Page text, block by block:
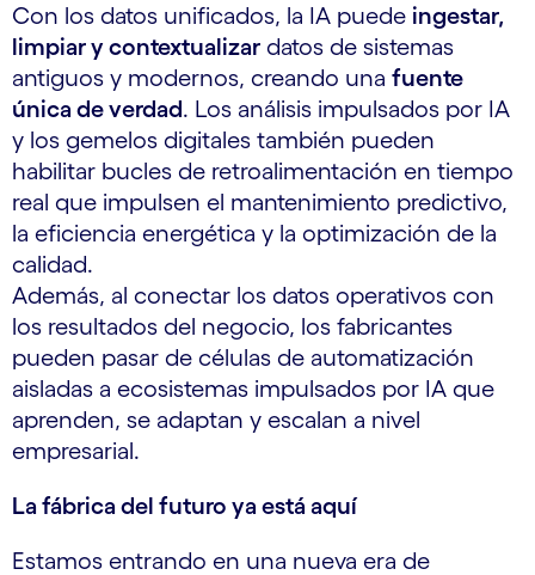
Con los datos unificados, la IA puede ingestar,
limpiar y contextualizar datos de sistemas
antiguos y modernos, creando una fuente
única de verdad. Los análisis impulsados por IA
y los gemelos digitales también pueden
habilitar bucles de retroalimentación en tiempo
real que impulsen el mantenimiento predictivo,
la eficiencia energética y la optimización de la
calidad.
Además, al conectar los datos operativos con
los resultados del negocio, los fabricantes
pueden pasar de células de automatización
aisladas a ecosistemas impulsados por IA que
aprenden, se adaptan y escalan a nivel
empresarial.
La fábrica del futuro ya está aquí
Estamos entrando en una nueva era de